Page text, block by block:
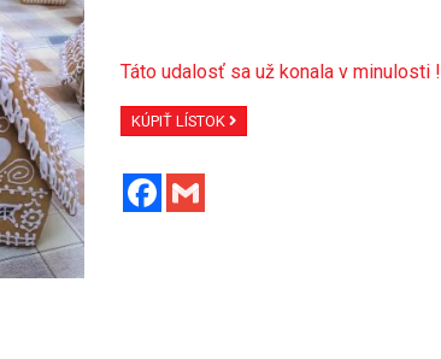
Táto udalosť sa už konala v minulosti !
KÚPIŤ LÍSTOK
Facebook